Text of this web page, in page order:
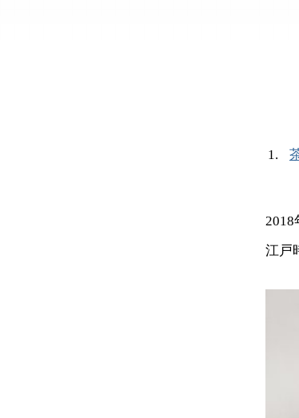
2018
江戸